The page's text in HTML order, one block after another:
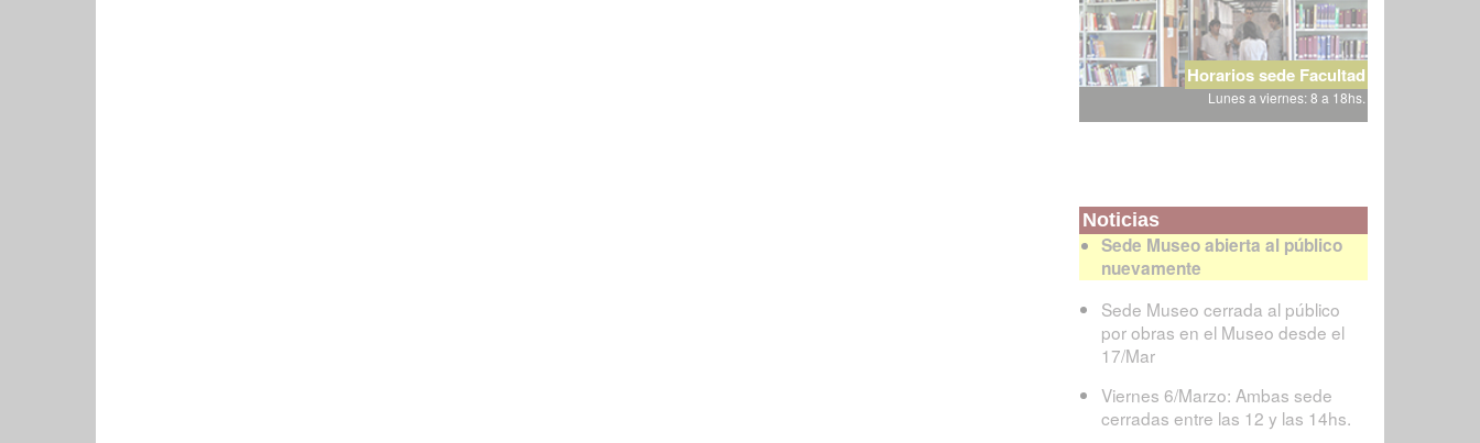
Horarios sede Facultad
Lunes a viernes: 8 a 18hs.
Noticias
Sede Museo abierta al público
nuevamente
Sede Museo cerrada al público
por obras en el Museo desde el
17/Mar
Viernes 6/Marzo: Ambas sede
cerradas entre las 12 y las 14hs.